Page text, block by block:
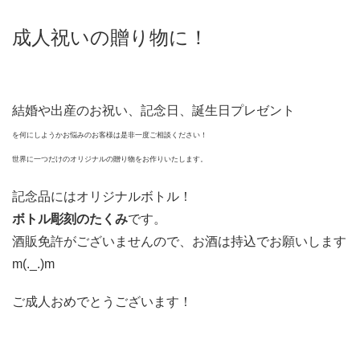
成人祝いの贈り物に！
結婚や出産のお祝い、記念日、誕生日プレゼント
を何にしようかお悩みのお客様は是非一度ご相談ください！
世界に一つだけのオリジナルの贈り物をお作りいたします。
記念品にはオリジナルボトル！
ボトル彫刻のたくみです。
酒販免許がございませんので、お酒は持込でお願いします
m(._.)m
ご成人おめでとうございます！